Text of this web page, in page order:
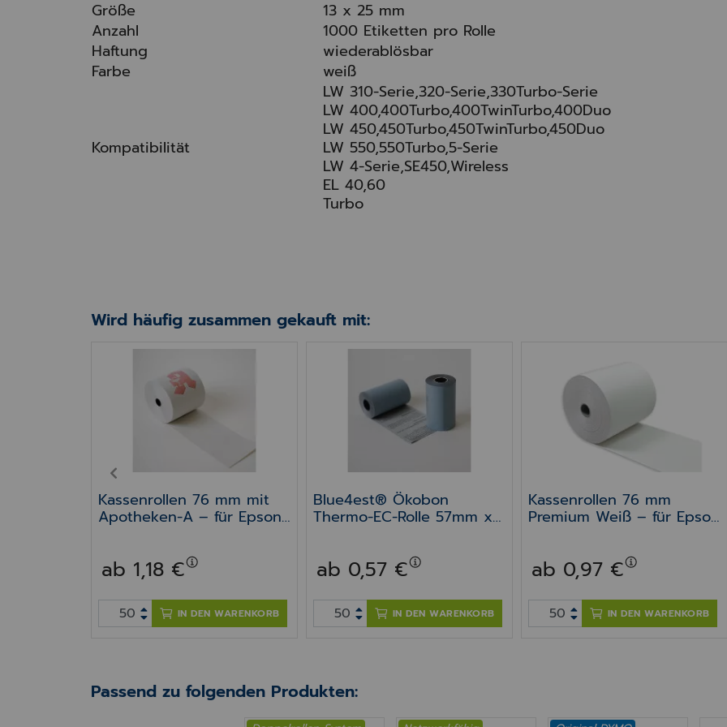
Größe
13 x 25 mm
Anzahl
1000 Etiketten pro Rolle
Haftung
wiederablösbar
Farbe
weiß
Kompatibilität
LW 310-Serie,320-Serie,330Turbo-Serie
LW 400,400Turbo,400TwinTurbo,400Duo
LW 450,450Turbo,450TwinTurbo,450Duo
LW 550,550Turbo,5-Serie
LW 4-Serie,SE450,Wireless
EL 40,60
Turbo
Wird häufig zusammen gekauft mit:
Kassenrollen 76 mm mit Apotheken-A – für Epson TM-J 7000/7500/7600/7700/8000
Kassenrollen 76 mm mit
Apotheken-A – für Epson
7000/7500/7600/7700/8
000 Kassendrucker
ab 1,18 €
IN DEN WARENKORB
Blue4est® Ökobon
Thermo-EC-Rolle 57mm x
ab 0,57 €
IN DEN WARENKORB
Kassenrollen 76 mm
Kassenrollen 76 mm
Premium Weiß – für Epson
7000/7200/7500/7600/77
00/8000
ab 0,97 €
IN DEN WARENKORB
PREV
Passend zu folgenden Produkten: